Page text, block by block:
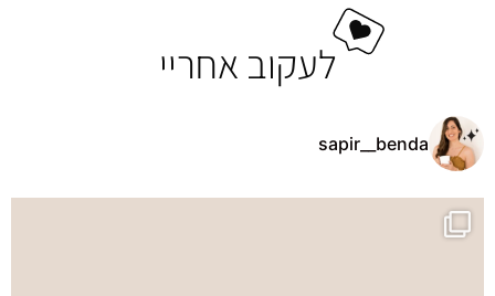
לעקוב אחריי
sapir__benda